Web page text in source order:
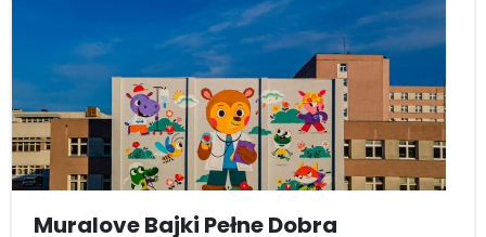
Muralove Bajki Pełne Dobra